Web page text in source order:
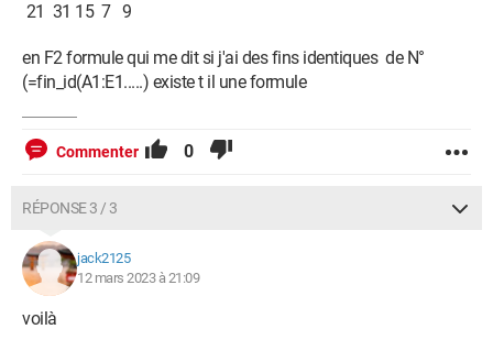
21 31 15 7 9
en F2 formule qui me dit si j'ai des fins identiques de N°
(=fin_id(A1:E1.....) existe t il une formule
Commenter 0
RÉPONSE 3 / 3
jack2125
12 mars 2023 à 21:09
voilà